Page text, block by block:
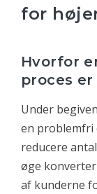
for
Hvorfor
proces
Under
en problemfri
reducere
øge
af kunderne